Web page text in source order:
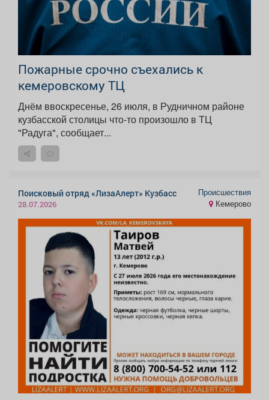
Пожарные срочно съехались к
кемеровскому ТЦ
Днём ввоскресенье, 26 июля, в Рудничном районе
кузбасской столицы что-то произошло в ТЦ
"Радуга", сообщает...
Поисковый отряд «ЛизаАлерт» Кузбасс
28.07.2026
Происшествия
Кемерово